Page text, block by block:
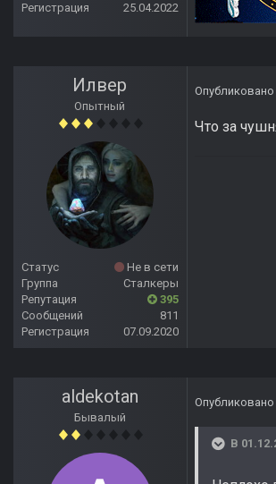
Регистрация
25.04.2022
Илвер
Опытный
Статус
Не в сети
Группа
Сталкеры
Репутация
395
Сообщений
811
Регистрация
07.09.2020
Опубликовано
Что за
aldekotan
Бывалый
Опубликовано
В